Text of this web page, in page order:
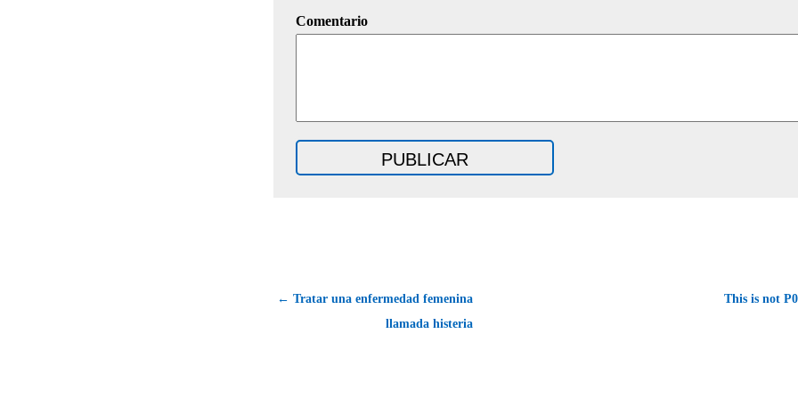
Comentario
← Tratar una enfermedad femenina
llamada histeria
This is not